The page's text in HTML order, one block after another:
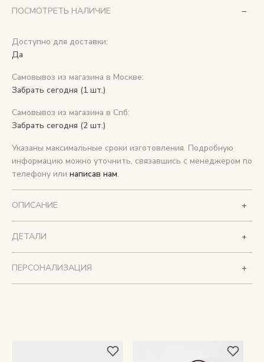
Условия
+ 7 (812) 748-24-46
ПОСМОТРЕТЬ НАЛИЧИЕ
Доступно для доставки:
Да
Самовывоз из магазина в Москве:
Забрать сегодня (1 шт.)
Самовывоз из магазина в Спб:
Забрать сегодня (2 шт.)
Указаны максимальные сроки изготовления. Подробную
информацию можно уточнить, связавшись с менеджером по
телефону или написав нам.
ОПИСАНИЕ
ДЕТАЛИ
ПЕРСОНАЛИЗАЦИЯ